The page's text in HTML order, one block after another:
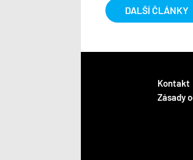
DALŠÍ ČLÁNKY
Kontakt
Zásady